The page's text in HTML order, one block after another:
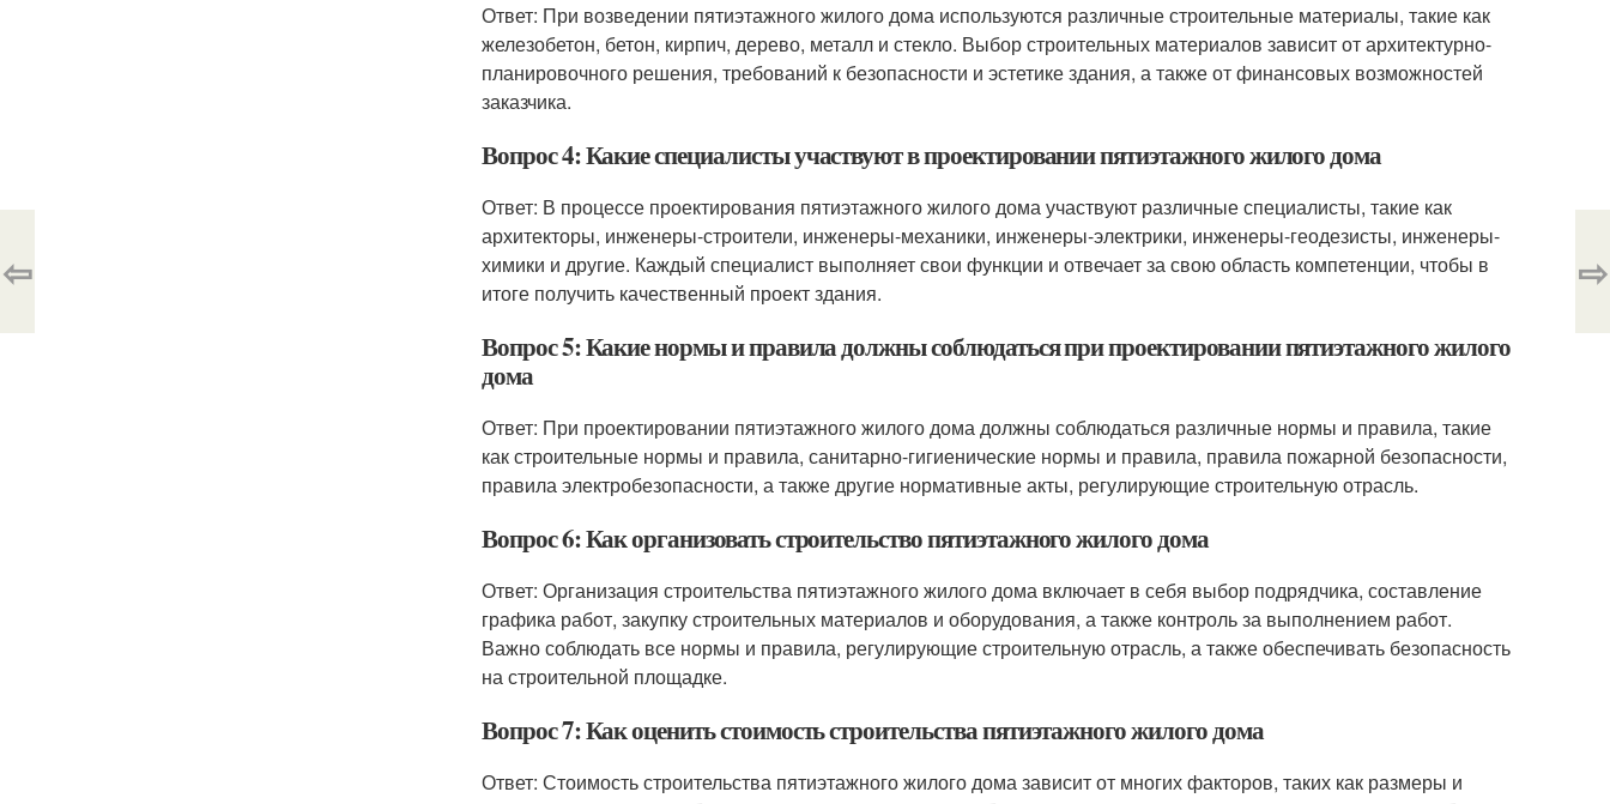
Ответ: При возведении пятиэтажного жилого дома используются различные строительные материалы, такие как
железобетон, бетон, кирпич, дерево, металл и стекло. Выбор строительных материалов зависит от архитектурно-
планировочного решения, требований к безопасности и эстетике здания, а также от финансовых возможностей
заказчика.
Вопрос 4: Какие специалисты участвуют в проектировании пятиэтажного жилого дома
Ответ: В процессе проектирования пятиэтажного жилого дома участвуют различные специалисты, такие как
архитекторы, инженеры-строители, инженеры-механики, инженеры-электрики, инженеры-геодезисты, инженеры-
химики и другие. Каждый специалист выполняет свои функции и отвечает за свою область компетенции, чтобы в
итоге получить качественный проект здания.
Вопрос 5: Какие нормы и правила должны соблюдаться при проектировании пятиэтажного жилого
дома
Ответ: При проектировании пятиэтажного жилого дома должны соблюдаться различные нормы и правила, такие
как строительные нормы и правила, санитарно-гигиенические нормы и правила, правила пожарной безопасности,
правила электробезопасности, а также другие нормативные акты, регулирующие строительную отрасль.
Вопрос 6: Как организовать строительство пятиэтажного жилого дома
Ответ: Организация строительства пятиэтажного жилого дома включает в себя выбор подрядчика, составление
графика работ, закупку строительных материалов и оборудования, а также контроль за выполнением работ.
Важно соблюдать все нормы и правила, регулирующие строительную отрасль, а также обеспечивать безопасность
на строительной площадке.
Вопрос 7: Как оценить стоимость строительства пятиэтажного жилого дома
Ответ: Стоимость строительства пятиэтажного жилого дома зависит от многих факторов, таких как размеры и
⇦ ⇨